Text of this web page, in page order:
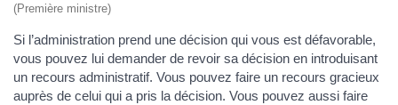
(Première ministre)
Si l’administration prend une décision qui vous est défavorable,
vous pouvez lui demander de revoir sa décision en introduisant
un recours administratif. Vous pouvez faire un recours gracieux
auprès de celui qui a pris la décision. Vous pouvez aussi faire